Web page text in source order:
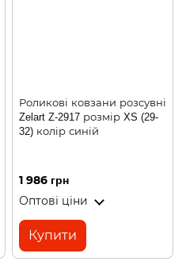
Роликові ковзани розсувні
Zelart Z-2917 розмір XS (29-
32) колір синій
1 986 грн
Оптові ціни
Купити